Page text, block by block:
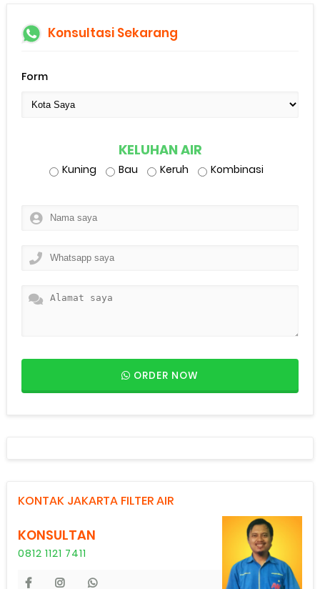
Konsultasi Sekarang
Form
KELUHAN AIR
Kuning Bau Keruh Kombinasi
ORDER NOW
KONTAK JAKARTA FILTER AIR
KONSULTAN
0812 1121 7411